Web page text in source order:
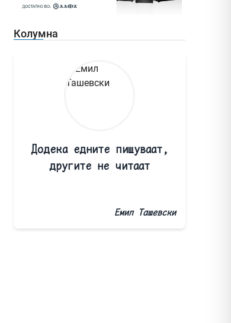
Колумна
Додека едните пишуваат,
другите не читаат
Емил Ташевски